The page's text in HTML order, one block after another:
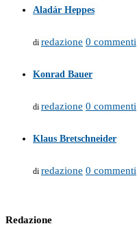
Aladár Heppes
di redazione 0 commenti
Konrad Bauer
di redazione 0 commenti
Klaus Bretschneider
di redazione 0 commenti
Redazione